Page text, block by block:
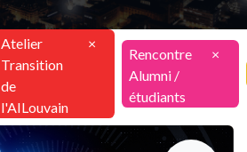
Atelier
Transition
de
l'AILouvain
×
Rencontre
Alumni /
étudiants
×